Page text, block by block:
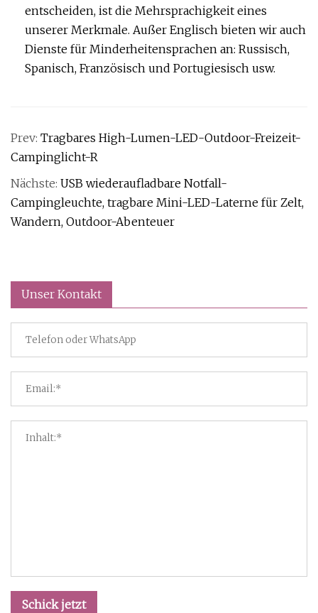
entscheiden, ist die Mehrsprachigkeit eines
unserer Merkmale. Außer Englisch bieten wir auch
Dienste für Minderheitensprachen an: Russisch,
Spanisch, Französisch und Portugiesisch usw.
Prev: Tragbares High-Lumen-LED-Outdoor-Freizeit-
Campinglicht-R
Nächste: USB wiederaufladbare Notfall-
Campingleuchte, tragbare Mini-LED-Laterne für Zelt,
Wandern, Outdoor-Abenteuer
Unser Kontakt
Schick jetzt